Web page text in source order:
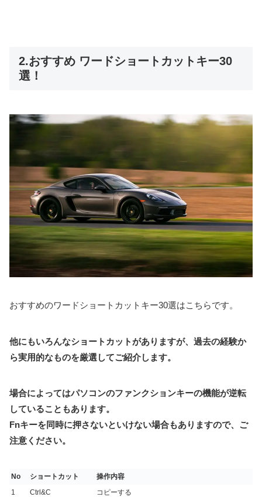
2.おすすめ ワードショートカットキー30
選！
おすすめのワードショートカットキー30選はこちらです。
他にもいろんなショートカットがありますが、過去の経験か
ら実用的なものを厳選してご紹介します。
場合によってはパソコンのファンクションキーの機能が逆転
していることもあります。
Fnキーを同時に押さないといけない場合もありますので、ご
注意ください。
No ショートカット
操作内容
1
Ctrl&C
コピーする